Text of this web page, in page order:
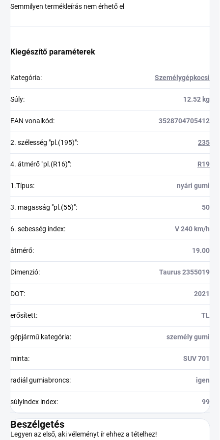
Semmilyen termékleírás nem érhető el
Kiegészítő paraméterek
Kategória: Személygépkocsi
Súly: 12.52 kg
EAN vonalkód: 3528704705412
2. szélesség "pl.(195)": 235
4. átmérő "pl.(R16)": R19
1.Típus: nyári gumi
3. magasság "pl.(55)": 50
6. sebesség index: V 240 km/h
átmérő: 19.00
Dimenzió: Taurus 2355019
DOT: 2021
erősített: TL
gépjármű kategória: személy gumi
minta: SUV 701
radiál gumiabroncs: igen
súlyindex index: 99
Beszélgetés
Legyen az első, aki véleményt ír ehhez a tételhez!